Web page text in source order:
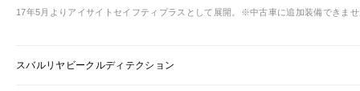
17年5月よりアイサイトセイフティプラスとして展開。※中古車に追加装備できま
スバルリヤビークルディテクション